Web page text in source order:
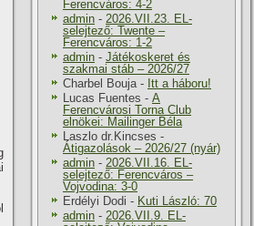
Ferencváros: 4-2
admin - 2026.VII.23. EL-
selejtező: Twente –
Ferencváros: 1-2
admin - Játékoskeret és
szakmai stáb – 2026/27
Charbel Bouja- Itt a háboru!
Lucas Fuentes - A
Ferencvárosi Torna Club
elnökei: Mailinger Béla
Laszlo dr.Kincses -
Átigazolások – 2026/27 (nyár)
admin - 2026.VII.16. EL-
selejtező: Ferencváros –
Vojvodina: 3-0
Erdélyi Dodi - Kuti László: 70
admin - 2026.VII.9. EL-